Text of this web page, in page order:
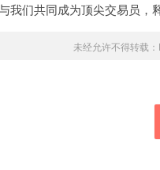
我们共同成为顶尖交易员，
未经允许不得转载：